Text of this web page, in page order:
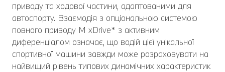
приводу та ходової частини, адаптованими для
автоспорту. Взаємодія з опціональною системою
повного приводу M xDrive* з активним
диференціалом означає, що водій цієї унікальної
спортивної машини завжди може розраховувати на
найвищий рівень типових динамічних характеристик